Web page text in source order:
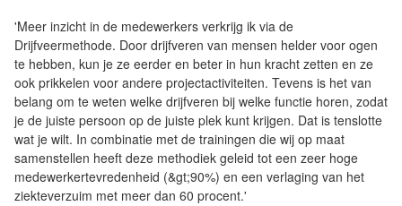
'Meer inzicht in de medewerkers verkrijg ik via de
Drijfveermethode. Door drijfveren van mensen helder voor ogen
te hebben, kun je ze eerder en beter in hun kracht zetten en ze
ook prikkelen voor andere projectactiviteiten. Tevens is het van
belang om te weten welke drijfveren bij welke functie horen, zodat
je de juiste persoon op de juiste plek kunt krijgen. Dat is tenslotte
wat je wilt. In combinatie met de trainingen die wij op maat
samenstellen heeft deze methodiek geleid tot een zeer hoge
medewerkertevredenheid (&gt;90%) en een verlaging van het
ziekteverzuim met meer dan 60 procent.'